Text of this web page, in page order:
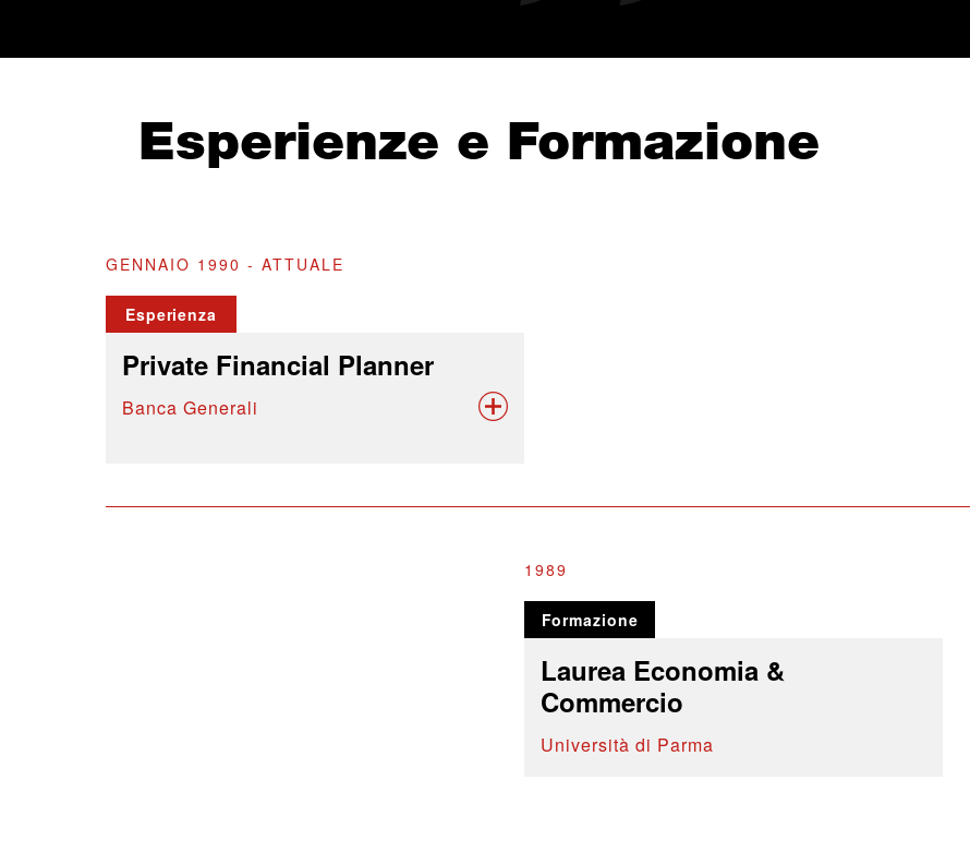
Esperienze e Formazione
GENNAIO 1990 - ATTUALE
Esperienza
Private Financial Planner
Banca Generali
1989
Formazione
Laurea Economia &
Commercio
Università di Parma